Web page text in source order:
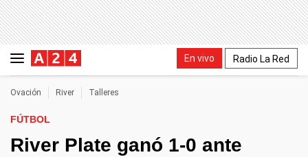
En vivo Radio La Red
Ovación River Talleres
FÚTBOL
River Plate ganó 1-0 ante